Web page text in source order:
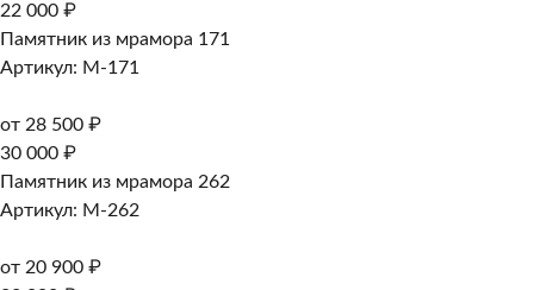
22 000 ₽
Памятник из мрамора 171
Артикул: M-171
от 28 500 ₽
30 000 ₽
Памятник из мрамора 262
Артикул: M-262
от 20 900 ₽